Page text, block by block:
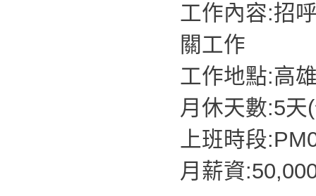
工作內容:招
關工作
工作地點:高
月休天數:5天
上班時段
月薪資